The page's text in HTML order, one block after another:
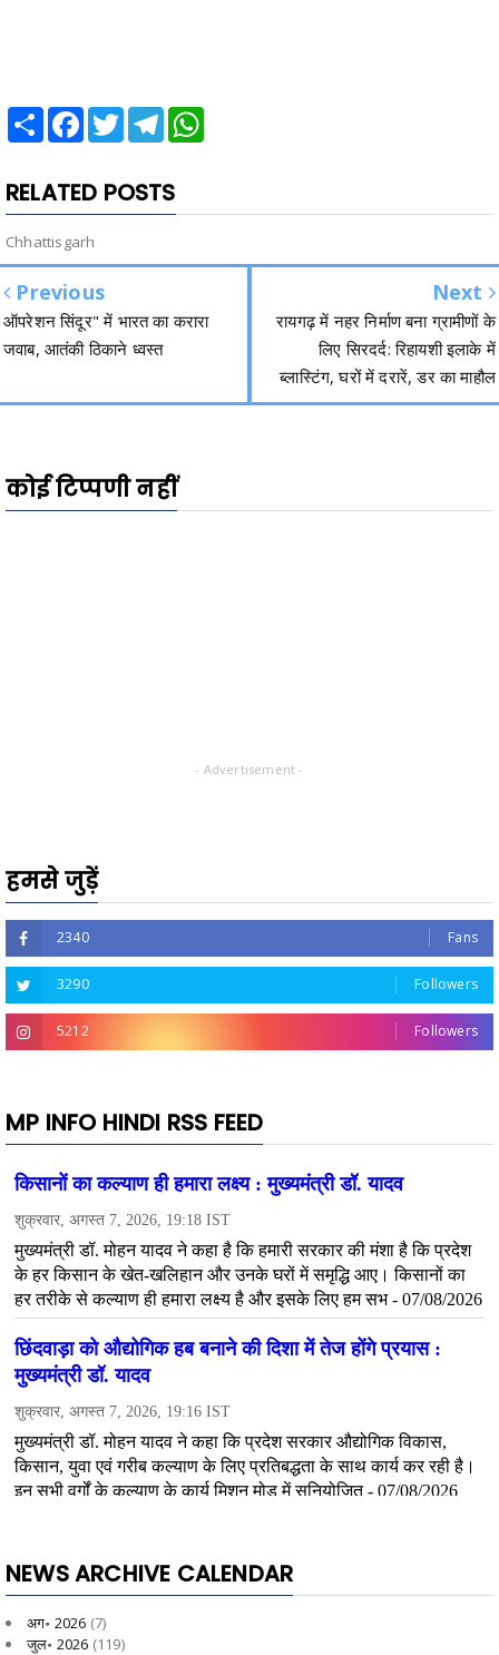
Share Facebook
TwitterTelegram
RELATED POSTS
Chhattisgarh
Previous
ऑपरेशन सिंदूर" में भारत का करारा
जवाब, आतंकी ठिकाने ध्वस्त
Next
रायगढ़ में नहर निर्माण बना ग्रामीणों के
लिए सिरदर्द: रिहायशी इलाके में
ब्लास्टिंग, घरों में दरारें, डर का माहौल
कोई टिप्पणी नहीं
- Advertisement -
हमसे जुड़ें
2340 Fans
3290 Followers
5212 Followers
MP INFO HINDI RSS FEED
NEWS ARCHIVE CALENDAR
अग॰ 2026 (7)
जुल॰ 2026 (119)